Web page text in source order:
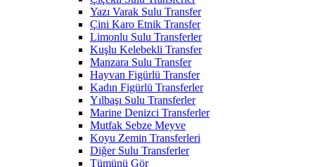
Yazı Varak Sulu Transfer
Çini Karo Etnik Transfer
Limonlu Sulu Transferler
Kuşlu Kelebekli Transfer
Manzara Sulu Transfer
Hayvan Figürlü Transfer
Kadın Figürlü Transferler
Yılbaşı Sulu Transferler
Marine Denizci Transferler
Mutfak Sebze Meyve
Koyu Zemin Transferleri
Diğer Sulu Transferler
Tümünü Gör